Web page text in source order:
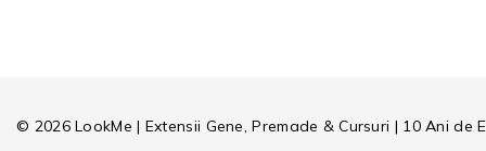
© 2026 LookMe | Extensii Gene, Premade & Cursuri | 10 Ani de